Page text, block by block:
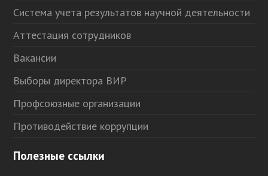
Система учета результатов научной деятельности
Аттестация сотрудников
Вакансии
Выборы директора ВИР
Профсоюзные организации
Противодействие коррупции
Полезные ссылки